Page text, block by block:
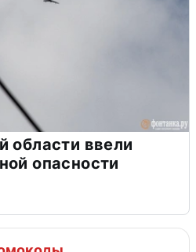
области ввели
опасности